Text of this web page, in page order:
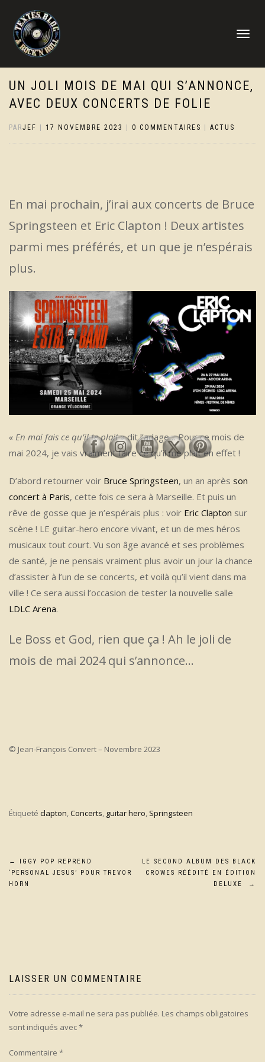
DÉPLIER
UN JOLI MOIS DE MAI QUI S’ANNONCE,
AVEC DEUX CONCERTS DE FOLIE
PARJEF 17 NOVEMBRE 2023 0 COMMENTAIRES ACTUS
En mai prochain, j’irai aux concerts de Bruce
Springsteen et Eric Clapton ! Deux artistes
parmi mes préférés, et un que je n’espérais
plus.
« En mai fais ce qu’il te plait »dit l’adage… Pour ce mois de
mai 2024, je vais vraiment faire ce qu’il me plait en effet !
D’abord retourner voir Bruce Springsteen, un an après son
concert à Paris, cette fois ce sera à Marseille. Et puis un
rêve de gosse que je n’espérais plus : voir Eric Clapton sur
scène ! LE guitar-hero encore vivant, et un de mes héros
musicaux tout court. Vu son âge avancé et ses problèmes
de santé, je ne pensais vraiment plus avoir un jour la chance
d’assister à l’un de se concerts, et voilà qu’il vient dans ma
ville ! Ce sera aussi l’occasion de tester la nouvelle salle
LDLC Arena.
Le Boss et God, rien que ça ! Ah le joli de
mois de mai 2024 qui s’annonce…
© Jean-François Convert – Novembre 2023
Étiqueté clapton,Concerts, guitar hero, Springsteen
Navigation
de
←
IGGY POP REPREND
‘PERSONAL JESUS’ POUR TREVOR
HORN
LE SECOND ALBUM DES BLACK
CROWES RÉÉDITÉ EN ÉDITION
DELUXE
→
LAISSER UN COMMENTAIRE
Votre adresse e-mail ne sera pas publiée. Les champs obligatoires
sont indiqués avec*
Commentaire *